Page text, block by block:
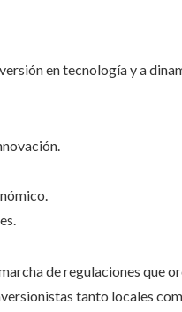
en tecnología y a
de regulaciones que
tanto locales